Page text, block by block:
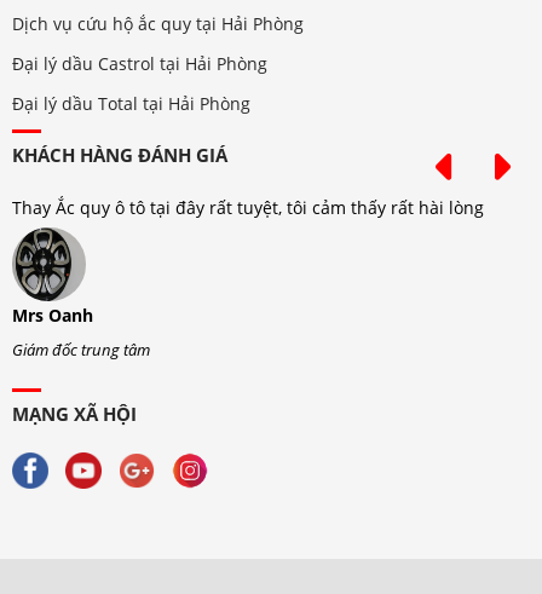
Dịch vụ cứu hộ ắc quy tại Hải Phòng
Đại lý dầu Castrol tại Hải Phòng
Đại lý dầu Total tại Hải Phòng
KHÁCH HÀNG ĐÁNH GIÁ
Thay Ắc quy ô tô tại đây rất tuyệt, tôi cảm thấy rất hài lòng
Mrs Oanh
Giám đốc trung tâm
MẠNG XÃ HỘI